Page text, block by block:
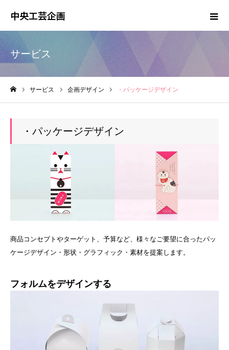
中央工芸企画
サービス
サービス 企画デザイン ・パッケージデザイン
・パッケージデザイン
商品コンセプトやターゲット、予算など、様々なご要望に合ったパッ
ケージデザイン・形状・グラフィック・素材を提案します。
フォルムをデザインする